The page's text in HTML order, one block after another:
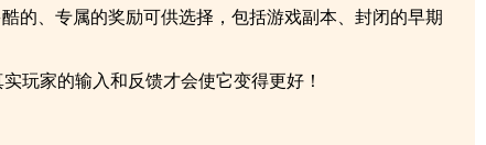
的、专属的奖励可供选择，包括游戏副本、封闭的早期
玩家的输入和反馈才会使它变得更好！